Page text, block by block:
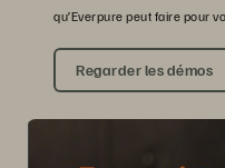
qu’Everpure peut faire pour
Regarder les démos